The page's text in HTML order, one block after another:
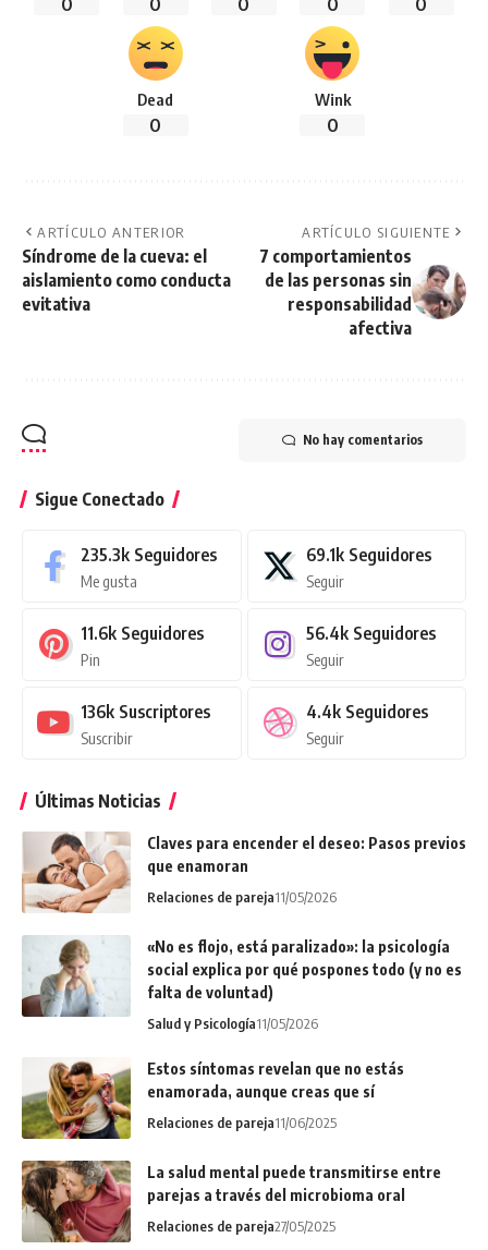
Dead
0
Wink
0
ARTÍCULO ANTERIOR
Síndrome de la cueva: el
aislamiento como conducta
evitativa
ARTÍCULO SIGUIENTE
7 comportamientos
de las personas sin
responsabilidad
afectiva
No hay comentarios
Sigue Conectado
235.3k Seguidores
Me gusta
69.1k Seguidores
Seguir
11.6k Seguidores
Pin
56.4k Seguidores
Seguir
136k Suscriptores
Suscribir
4.4k Seguidores
Seguir
Últimas Noticias
Claves para encender el deseo: Pasos previos
que enamoran
Relaciones de pareja11/05/2026
«No es flojo, está paralizado»: la psicología
social explica por qué pospones todo (y no es
falta de voluntad)
Salud y Psicología11/05/2026
Estos síntomas revelan que no estás
enamorada, aunque creas que sí
Relaciones de pareja11/06/2025
La salud mental puede transmitirse entre
parejas a través del microbioma oral
Relaciones de pareja27/05/2025